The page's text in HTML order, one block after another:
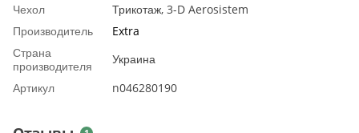
Чехол
Трикотаж, 3-D Aerosistem
Производитель
Extra
Страна
производителя
Украина
Артикул
n046280190